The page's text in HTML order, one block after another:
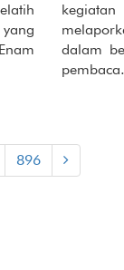
dalam
pembaca.
896